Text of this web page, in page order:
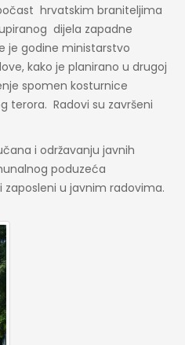
hrvatskim braniteljima
dijela zapadne
je godine ministarstvo
kako je planirano u drugoj
spomen kosturnice
terora. Radovi su završeni
i održavanju javnih
poduzeća
zaposleni u javnim radovima.